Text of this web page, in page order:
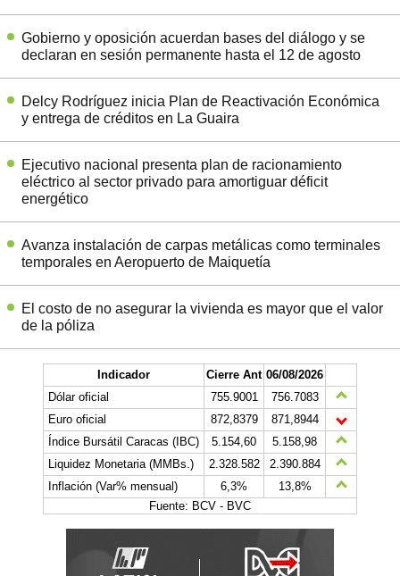
Gobierno y oposición acuerdan bases del diálogo y se
declaran en sesión permanente hasta el 12 de agosto
Delcy Rodríguez inicia Plan de Reactivación Económica
y entrega de créditos en La Guaira
Ejecutivo nacional presenta plan de racionamiento
eléctrico al sector privado para amortiguar déficit
energético
Avanza instalación de carpas metálicas como terminales
temporales en Aeropuerto de Maiquetía
El costo de no asegurar la vivienda es mayor que el valor
de la póliza
Indicador Cierre Ant 06/08/2026
Dólar oficial
755.9001
756.7083
Euro oficial
872,8379
871,8944
Índice Bursátil Caracas (IBC)
5.154,60
5.158,98
Liquidez Monetaria (MMBs.)
2.328.582
2.390.884
Inflación (Var% mensual)
6,3%
13,8%
Fuente: BCV - BVC